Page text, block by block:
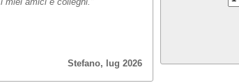
Stefano, lug 2026